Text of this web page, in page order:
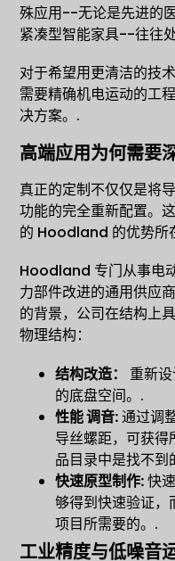
殊应用--无论是先进的
紧凑型智能家具--往往
对于希望用更清洁的技
需要精确机电运动的工
决方案。.
高端应用为何需要
真正的定制不仅仅是将
功能的完全重新配置。
的 Hoodland 的优势所
Hoodland 专门从事电
力部件改进的通用供应
的背景，公司在结构上
物理结构：
结构改造：
重新
的底盘空间。.
性能调音:通过调
导丝螺距，可获
品目录中是找不到
快速原型制作:快
够得到快速验证，
项目所需要的。.
工业精度与低噪音